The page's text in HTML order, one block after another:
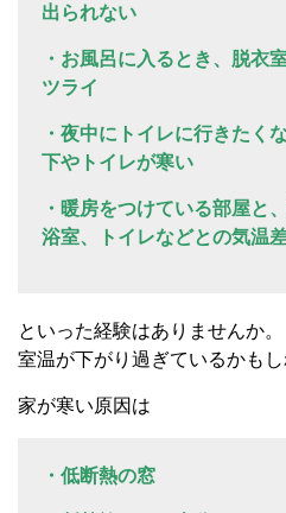
出られない
・お風呂に入るとき、脱衣
ツライ
・夜中にトイレに行きたく
下やトイレが寒い
・暖房をつけている部屋と
浴室、トイレなどとの気温
といった経験はありませんか。
室温が下がり過ぎているかもし
家が寒い原因は
・低断熱の窓